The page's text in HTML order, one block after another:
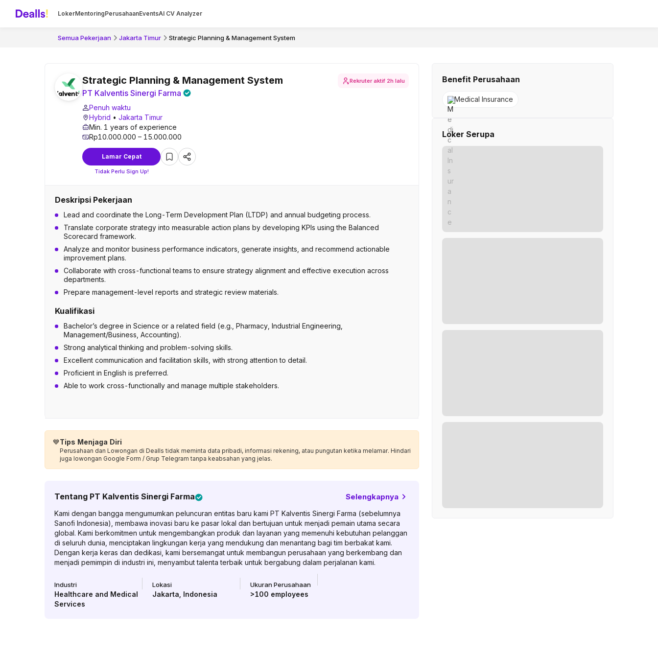
LokerMentoringPerusahaanEventsAI CV Analyzer
Semua Pekerjaan Jakarta Timur Strategic Planning & Management System
Strategic Planning & Management System
PT Kalventis Sinergi Farma
Penuh waktu
Hybrid • Jakarta Timur
Min. 1 years of experience
Rp10.000.000 – 15.000.000
Lamar Cepat
Tidak Perlu Sign Up!
Rekruter aktif 2h lalu
Deskripsi Pekerjaan
Lead and coordinate the Long-Term Development Plan (LTDP) and annual budgeting process.
Translate corporate strategy into measurable action plans by developing KPIs using the Balanced
Scorecard framework.
Analyze and monitor business performance indicators, generate insights, and recommend actionable
improvement plans.
Collaborate with cross-functional teams to ensure strategy alignment and effective execution across
departments.
Prepare management-level reports and strategic review materials.
Kualifikasi
Bachelor’s degree in Science or a related field (e.g., Pharmacy, Industrial Engineering,
Management/Business, Accounting).
Strong analytical thinking and problem-solving skills.
Excellent communication and facilitation skills, with strong attention to detail.
Proficient in English is preferred.
Able to work cross-functionally and manage multiple stakeholders.
💙Tips Menjaga Diri
Perusahaan dan Lowongan di Dealls tidak meminta data pribadi, informasi rekening, atau pungutan ketika melamar. Hindari
juga lowongan Google Form / Grup Telegram tanpa keabsahan yang jelas.
Tentang PT Kalventis Sinergi Farma Selengkapnya
Kami dengan bangga mengumumkan peluncuran entitas baru kami PT Kalventis Sinergi Farma (sebelumnya
Sanofi Indonesia), membawa inovasi baru ke pasar lokal dan bertujuan untuk menjadi pemain utama secara
global. Kami berkomitmen untuk mengembangkan produk dan layanan yang memenuhi kebutuhan pelanggan
di seluruh dunia, menciptakan lingkungan kerja yang mendukung dan menantang bagi tim berbakat kami.
Dengan kerja keras dan dedikasi, kami bersemangat untuk membangun perusahaan yang berkembang dan
menjadi pemimpin di industri ini, menyambut talenta terbaik untuk bergabung dalam perjalanan kami.
Industri
Healthcare and Medical
Services
Lokasi
Jakarta Indonesia
Ukuran Perusahaan
>100 employees
Benefit Perusahaan
Medical Insurance
Loker Serupa